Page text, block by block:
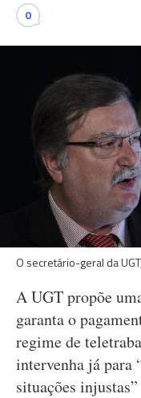
0
O secretário-geral da
A UGT propõe
garanta o
regime de
intervenha já para
situações